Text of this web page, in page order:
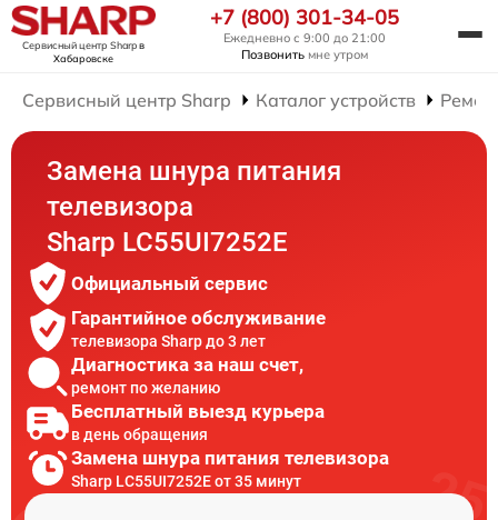
Сервисный центр Sharpв
Хабаровске
+7 (800) 301-34-05
Ежедневно с 9:00 до 21:00
Позвонить мне утром
Сервисный центр Sharp Каталог устройств
Замена шнура питания
телевизора
Sharp LC55UI7252E
Официальный сервис
Гарантийное обслуживание
телевизора Sharp до 3 лет
Диагностика за наш счет,
ремонт по желанию
Бесплатный выезд курьера
в день обращения
Замена шнура питания телевизора
Sharp LC55UI7252E от 35 минут